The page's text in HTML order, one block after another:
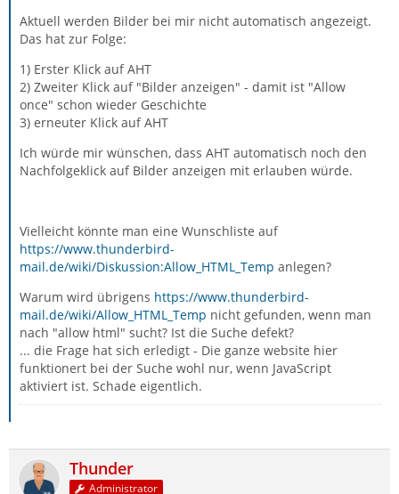
Aktuell werden Bilder bei mir nicht automatisch angezeigt.
Das hat zur Folge:
1) Erster Klick auf AHT
2) Zweiter Klick auf "Bilder anzeigen" - damit ist "Allow
once" schon wieder Geschichte
3) erneuter Klick auf AHT
Ich würde mir wünschen, dass AHT automatisch noch den
Nachfolgeklick auf Bilder anzeigen mit erlauben würde.
Vielleicht könnte man eine Wunschliste auf
https://www.thunderbird-
mail.de/wiki/Diskussion:Allow_HTML_Temp anlegen?
Warum wird übrigens https://www.thunderbird-
mail.de/wiki/Allow_HTML_Temp nicht gefunden, wenn man
nach "allow html" sucht? Ist die Suche defekt?
... die Frage hat sich erledigt - Die ganze website hier
funktionert bei der Suche wohl nur, wenn JavaScript
aktiviert ist. Schade eigentlich.
Thunder
Administrator